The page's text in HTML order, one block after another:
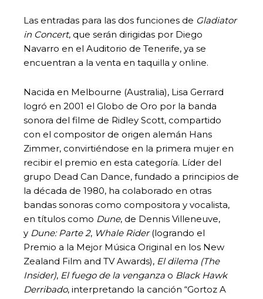
Las entradas para las dos funciones de Gladiator
in Concert, que serán dirigidas por Diego
Navarro en el Auditorio de Tenerife, ya se
encuentran a la venta en taquilla y online.
Nacida en Melbourne (Australia), Lisa Gerrard
logró en 2001 el Globo de Oro por la banda
sonora del filme de Ridley Scott, compartido
con el compositor de origen alemán Hans
Zimmer, convirtiéndose en la primera mujer en
recibir el premio en esta categoría. Líder del
grupo Dead Can Dance, fundado a principios de
la década de 1980, ha colaborado en otras
bandas sonoras como compositora y vocalista,
en títulos como Dune, de Dennis Villeneuve,
y Dune: Parte 2, Whale Rider(logrando el
Premio a la Mejor Música Original en los New
Zealand Film and TV Awards), El dilema (The
Insider), El fuego de la venganza o Black Hawk
Derribado, interpretando la canción “Gortoz A